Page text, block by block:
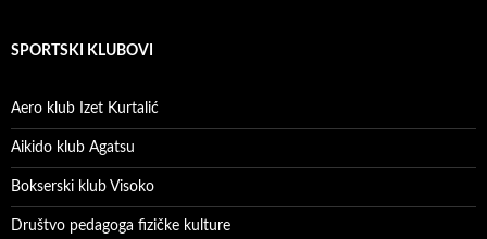
SPORTSKI KLUBOVI
Aero klub Izet Kurtalić
Aikido klub Agatsu
Bokserski klub Visoko
Društvo pedagoga fizičke kulture